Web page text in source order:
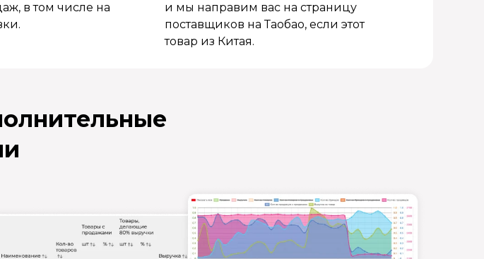
в том числе на
и мы направим вас на страницу
поставщиков на Таобао, если этот
товар из Китая.